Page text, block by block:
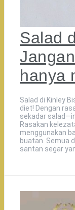
Salad
hanya
Salad di Kinley
diet! Dengan
sekadar
Rasakan
menggunakan
buatan. Semua
santan segar